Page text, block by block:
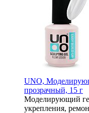
UNO,
прозрачный, 15 г
Моделирующий
укрепления,